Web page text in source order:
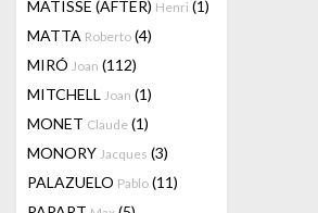
MATISSE (AFTER) Henri (1)
MATTA Roberto (4)
MIRÓ Joan (112)
MITCHELL Joan (1)
MONET Claude (1)
MONORY Jacques (3)
PALAZUELO Pablo (11)